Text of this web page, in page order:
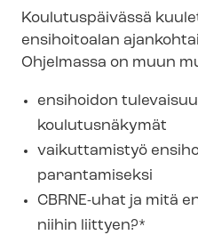
Koulutuspäivässä
ensihoitoalan
Ohjelmassa on muun
ensihoidon
koulutusnäkymät
vaikuttamistyö
parantamiseksi
CBRNE-uhat ja mitä
niihin liittyen?*